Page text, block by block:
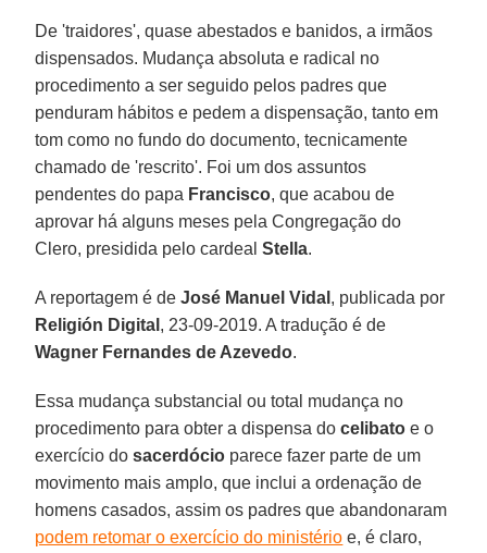
De 'traidores', quase abestados e banidos, a irmãos
dispensados. Mudança absoluta e radical no
procedimento a ser seguido pelos padres que
penduram hábitos e pedem a dispensação, tanto em
tom como no fundo do documento, tecnicamente
chamado de 'rescrito'. Foi um dos assuntos
pendentes do papa Francisco, que acabou de
aprovar há alguns meses pela Congregação do
Clero, presidida pelo cardealStella.
A reportagem é deJosé Manuel Vidal , publicada por
Religión Digital , 23-09-2019. A tradução é de
Wagner Fernandes de Azevedo.
Essa mudança substancial ou total mudança no
procedimento para obter a dispensa docelibato e o
exercício dosacerdócio parece fazer parte de um
movimento mais amplo, que inclui a ordenação de
homens casados, assim os padres que abandonaram
podem retomar o exercício do ministério e, é claro,